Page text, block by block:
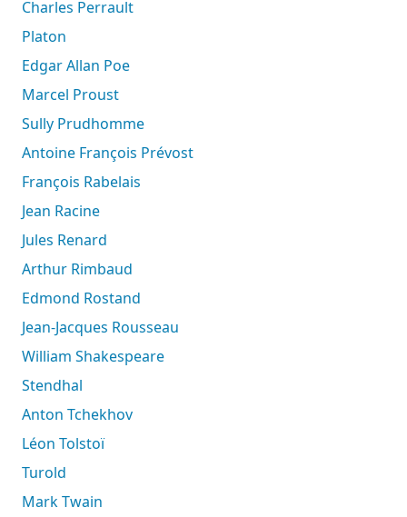
Charles Perrault
Platon
Edgar Allan Poe
Marcel Proust
Sully Prudhomme
Antoine François Prévost
François Rabelais
Jean Racine
Jules Renard
Arthur Rimbaud
Edmond Rostand
Jean-Jacques Rousseau
William Shakespeare
Stendhal
Anton Tchekhov
Léon Tolstoï
Turold
Mark Twain